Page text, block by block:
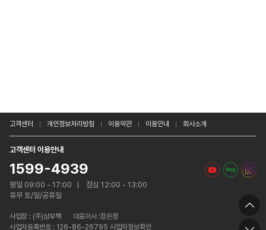
고객센터 개인정보처리방침 이용약관 이용안내 회사소개
고객센터 이용안내
1599-4939
평일 09:00 - 17:00
점심 12:00 - 13:00
휴무 토/일/공휴일
사업장 : (주)삼부팩
대표이사 :장은정
사업자등록번호 : 126-86-26795 사업자정보확인